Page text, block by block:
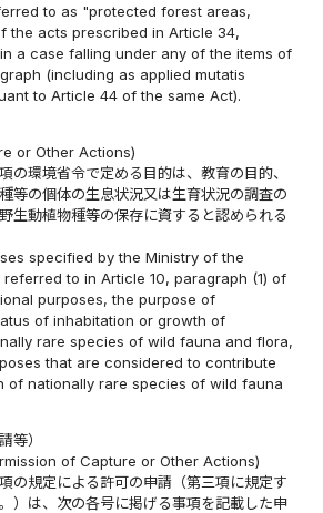
to as "protected forest areas,
the acts prescribed in Article 34,
a case falling under any of the items of
(including as applied mutatis
to Article 44 of the same Act).
or Other Actions)
の環境省令で定める目的は、教育の目的、
等の個体の生息状況又は生育状況の調査の
生動植物種等の保存に資すると認められる
specified by the Ministry of the
referred to in Article 10, paragraph (1) of
purposes, the purpose of
of inhabitation or growth of
rare species of wild fauna and flora,
that are considered to contribute
of nationally rare species of wild fauna
等）
of Capture or Other Actions)
の規定による許可の申請（第三項に規定す
）は、次の各号に掲げる事項を記載した申